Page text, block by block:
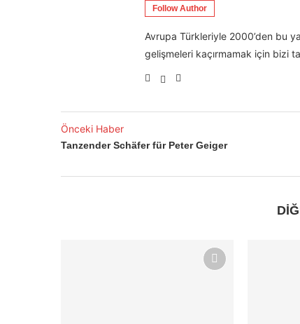
Follow Author
Avrupa Türkleriyle 2000’den bu
gelişmeleri kaçırmamak için bizi
Önceki Haber
Tanzender Schäfer für Peter Geiger